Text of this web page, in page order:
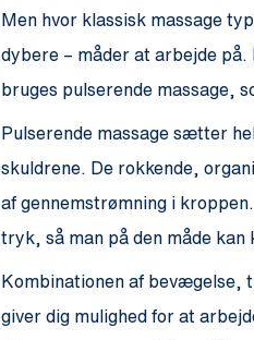
Men hvor klassisk massage
dybere – måder at arbejde
bruges pulserende massage,
Pulserende massage sætter
skuldrene. De rokkende,
af gennemstrømning i
tryk, så man på den måde kan
Kombinationen af bevægelse,
giver dig mulighed for at